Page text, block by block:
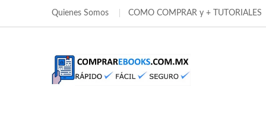
Quienes Somos COMO COMPRAR y + TUTORIALES